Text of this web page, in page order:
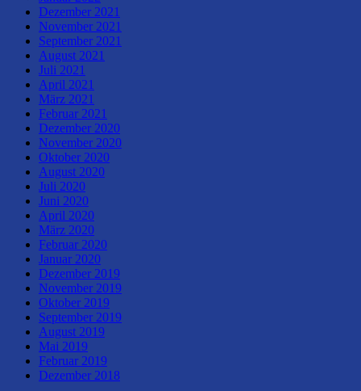
Dezember 2021
November 2021
September 2021
August 2021
Juli 2021
April 2021
März 2021
Februar 2021
Dezember 2020
November 2020
Oktober 2020
August 2020
Juli 2020
Juni 2020
April 2020
März 2020
Februar 2020
Januar 2020
Dezember 2019
November 2019
Oktober 2019
September 2019
August 2019
Mai 2019
Februar 2019
Dezember 2018